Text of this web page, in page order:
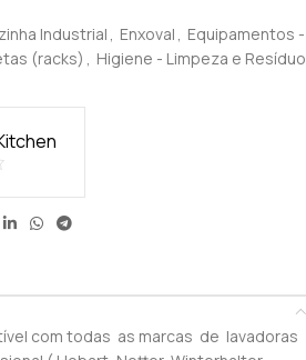
Industrial , Enxoval , Equipamentos -
(racks) , Higiene - Limpeza e Resíduo
com todas as marcas de lavadoras